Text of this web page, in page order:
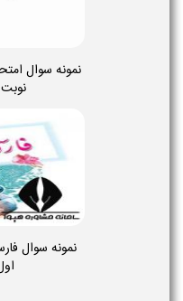
نمونه سوال
نمونه سوال